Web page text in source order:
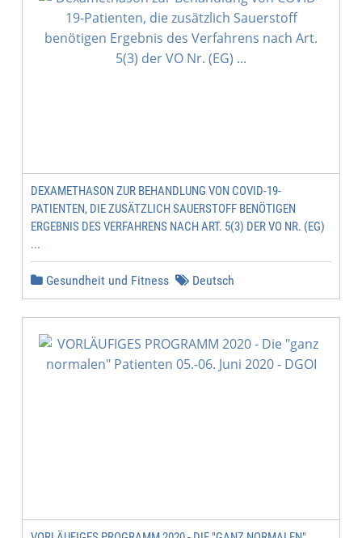
DEXAMETHASON ZUR BEHANDLUNG VON COVID-19-
PATIENTEN, DIE ZUSÄTZLICH SAUERSTOFF BENÖTIGEN
ERGEBNIS DES VERFAHRENS NACH ART. 5(3) DER VO NR. (EG)
...
Gesundheit und Fitness Deutsch